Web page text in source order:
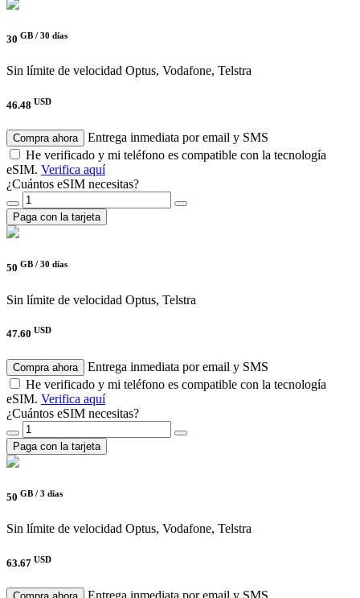
30 GB / 30 días
Sin límite de velocidad Optus, Vodafone, Telstra
46.48 USD
Compra ahora
Entrega inmediata por email y SMS
He verificado y mi teléfono es compatible con la tecnología
eSIM. Verifica aquí
¿Cuántos eSIM necesitas?
Paga con la tarjeta
50 GB / 30 días
Sin límite de velocidad Optus, Telstra
47.60 USD
Compra ahora
Entrega inmediata por email y SMS
He verificado y mi teléfono es compatible con la tecnología
eSIM. Verifica aquí
¿Cuántos eSIM necesitas?
Paga con la tarjeta
50 GB / 3 días
Sin límite de velocidad Optus, Vodafone, Telstra
63.67 USD